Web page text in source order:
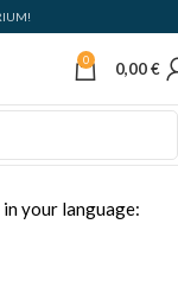
0 0,00€
your language: